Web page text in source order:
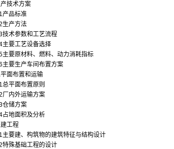
技术方案
产品标准
生产方法
技术参数和工艺流程
主要工艺设备选择
主要原材料、燃料、动力消耗指标
主要生产车间布置方案
面布置和运输
总平面布置原则
厂内外运输方案
仓储方案
占地面积及分析
工程
主要建、构筑物的建筑特征与结构设计
特殊基础工程的设计